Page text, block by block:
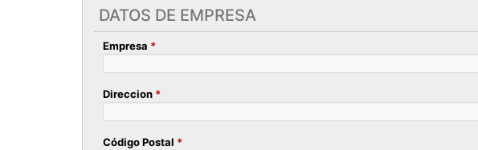
DATOS DE EMPRESA
Empresa *
Direccion *
Código Postal *